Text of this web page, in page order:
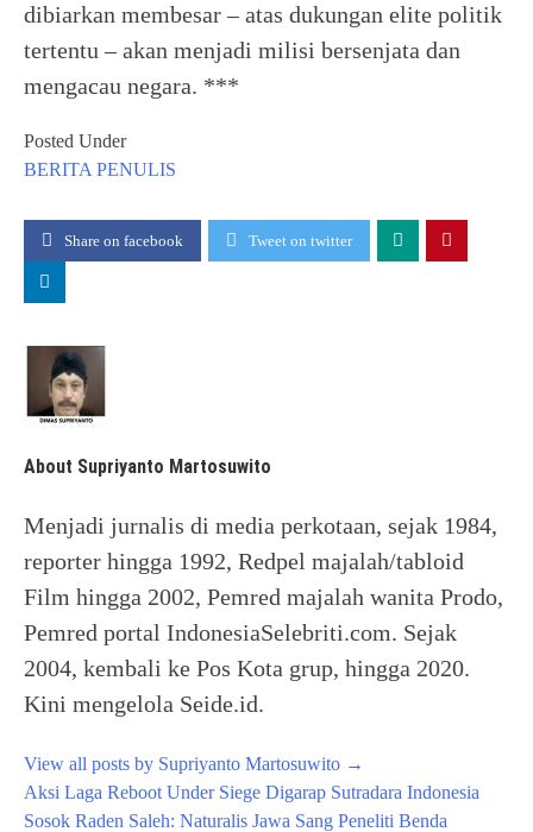
dibiarkan membesar – atas dukungan elite politik
tertentu – akan menjadi milisi bersenjata dan
mengacau negara. ***
Posted Under
BERITA PENULIS
Share on facebook Tweet on twitter
About Supriyanto Martosuwito
Menjadi jurnalis di media perkotaan, sejak 1984,
reporter hingga 1992, Redpel majalah/tabloid
Film hingga 2002, Pemred majalah wanita Prodo,
Pemred portal IndonesiaSelebriti.com. Sejak
2004, kembali ke Pos Kota grup, hingga 2020.
Kini mengelola Seide.id.
View all posts by Supriyanto Martosuwito →
Post
navigation
Aksi Laga Reboot Under Siege Digarap Sutradara Indonesia
Sosok Raden Saleh: Naturalis Jawa Sang Peneliti Benda